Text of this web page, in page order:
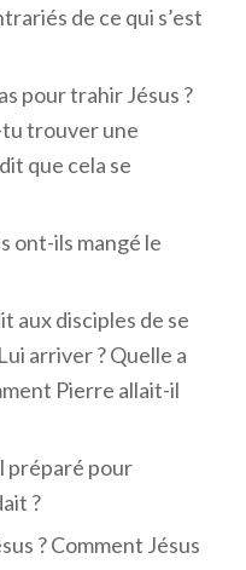
de ce qui s’est
pour trahir Jésus ?
tu trouver une
que cela se
ont-ils mangé le
aux disciples de se
arriver ? Quelle a
Pierre allait-il
préparé pour
?
? Comment Jésus